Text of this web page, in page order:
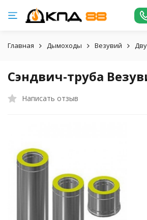
Главная Дымоходы Везувий
Сэндвич-труба
Написать отзыв